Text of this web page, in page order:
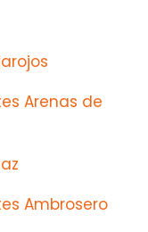
Arenas de
Ambrosero